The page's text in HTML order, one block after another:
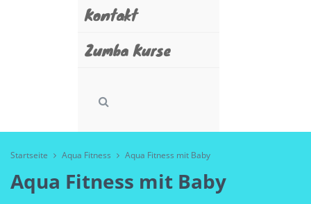
Kontakt
Zumba Kurse
Startseite Aqua Fitness Aqua Fitness mit Baby
Aqua Fitness mit Baby